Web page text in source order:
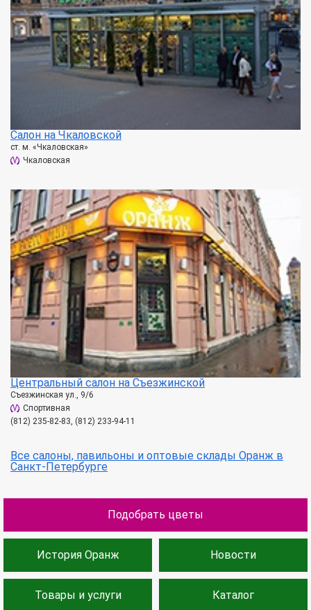
Салон на Чкаловской
ст. м. «Чкаловская»
Чкаловская
Центральный салон на Съезжинской
Съезжинская ул., 9/6
Спортивная
(812) 235-82-83, (812) 233-94-11
Все салоны, павильоны и оптовые склады Оранж в
Санкт-Петербурге
Подобрать цветы
История Оранж Новости
Товары и услуги Каталог